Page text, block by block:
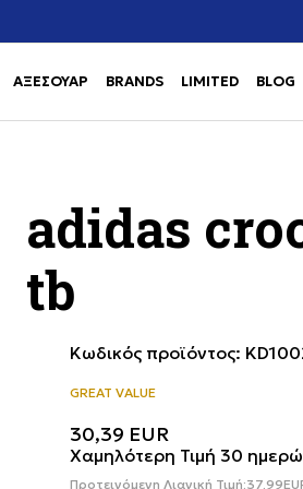
Use shift+Enter to open or close
Use shift+Enter to open or close
ΑΞΕΣΟΥΑΡ BRANDS LIMITED BLOG
adidas
tb
Κωδικός προϊόντος:
GREAT VALUE
30,39 EUR
Χαμηλότερη Τιμή 30
Προτεινόμενη Λιανική Τιμή:37,99